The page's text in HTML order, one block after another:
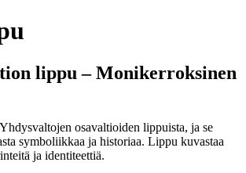
lippu – Monikerroksinen
osavaltioiden lippuista, ja se
symboliikkaa ja historiaa. Lippu kuvastaa
ja identiteettiä.